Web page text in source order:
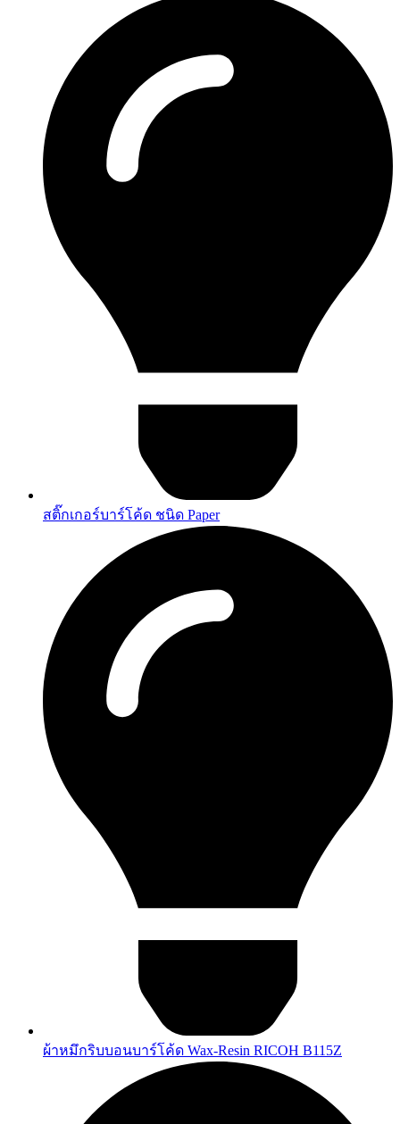
สติ๊กเกอร์บาร์โค้ด ชนิด Paper
ผ้าหมึกริบบอนบาร์โค้ด Wax-Resin RICOH B115Z